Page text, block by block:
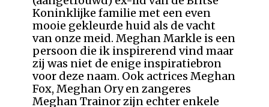
Koninklijke familie met een even
mooie gekleurde huid als de vacht
van onze meid. Meghan Markle is een
persoon die ik inspirerend vind maar
zij was niet de enige inspiratiebron
voor deze naam. Ook actrices Meghan
Fox, Meghan Ory en zangeres
Meghan Trainor zijn echter enkele